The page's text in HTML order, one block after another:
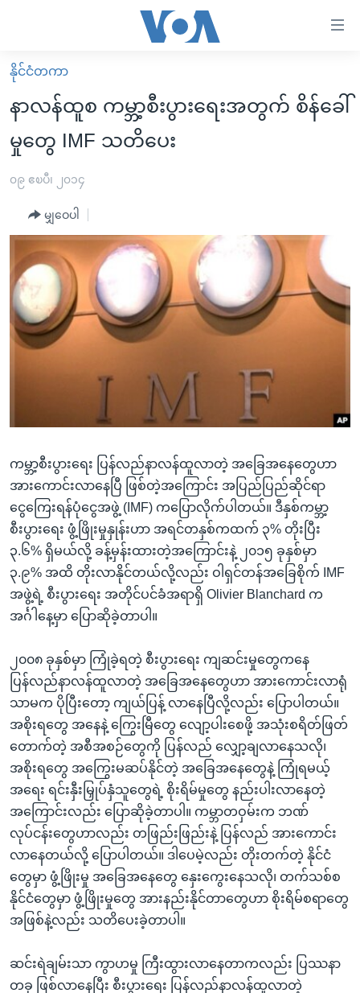
လွယ်ကူ
စေ
Link
များ
အကြောင်းအရာ
ကျော်
ကြည့်
ရန်
ပင်မ
သို့
ကြည့်
ရှာဖွေ
နေရာ
သို့
ကျော်
မူလစာမျက်နှာ
မြန်မာ
ကမ္ဘာ့သတင်းများ
နိုင်ငံတကာ
အစ္စရေး-ပါလက်စတိုင်း
ရပ်ဝန်းတခု လမ်းတခု အလွန်
အင်္ဂလိပ်စာလေ့လာမယ်
အမေရိကန်သုံးအီဒီယံ
မကြေးမုံရဲ့ အင်္ဂလိပ်စာ
ရုပ်ရှင်ထဲက အင်္ဂလိပ်စာ
သုတပဒေသာ အင်္ဂလိပ်စာ
အပတ်စဉ်ကဏ္ဍများ
ရေဒီယို
တီဗွီ
ရေဒီယိုနှင့်ရုပ်သံ အချက်အလက်များ
ရေဒီယို/တီဗွီအစီအစဉ်
ဗွီအိုအေ လူမှုကွန်ယက်များ
ဘာသာစကားများ
နိုင်ငံတကာ
နာလန်ထူစ ကမ္ဘာ့စီးပွားရေးအတွက် စိန်ခေါ်
မှုတွေ IMF သတိပေး
၀၉ ဧၿပီ၊ ၂၀၁၄
မျှဝေပါ
ကမ္ဘာ့စီးပွားရေး ပြန်လည်နာလန်ထူလာတဲ့ အခြေအနေတွေဟာ
အားကောင်းလာနေပြီ ဖြစ်တဲ့အကြောင်း အပြည်ပြည်ဆိုင်ရာ
ငွေကြေးရန်ပုံငွေအဖွဲ့ (IMF) ကပြောလိုက်ပါတယ်။ ဒီနှစ်ကမ္ဘာ့
စီးပွားရေး ဖွံ့ဖြိုးမှုနှုန်းဟာ အရင်တနှစ်ကထက် ၃% တိုးပြီး
၃.၆% ရှိမယ်လို့ ခန့်မှန်းထားတဲ့အကြောင်းနဲ့ ၂၀၁၅ ခုနှစ်မှာ
၃.၉% အထိ တိုးလာနိုင်တယ်လို့လည်း ဝါရှင်တန်အခြေစိုက် IMF
အဖွဲ့ရဲ့ စီးပွားရေး အတိုင်ပင်ခံအရာရှိ Olivier Blanchard က
အင်္ဂါနေ့မှာ ပြောဆိုခဲ့တာပါ။
၂၀၀၈ ခုနှစ်မှာ ကြုံခဲ့ရတဲ့ စီးပွားရေး ကျဆင်းမှုတွေကနေ
ပြန်လည်နာလန်ထူလာတဲ့ အခြေအနေတွေဟာ အားကောင်းလာရုံ
သာမက ပိုပြီးတော့ ကျယ်ပြန့် လာနေပြီလို့လည်း ပြောပါတယ်။
အစိုးရတွေ အနေနဲ့ ကြွေးမြီတွေ လျော့ပါးစေဖို့ အသုံးစရိတ်ဖြတ်
တောက်တဲ့ အစီအစဉ်တွေကို ပြန်လည် လျှော့ချလာနေသလို၊
အစိုးရတွေ အကြွေးမဆပ်နိုင်တဲ့ အခြေအနေတွေနဲ့ ကြုံရမယ့်
အရေး ရင်းနှီးမြှုပ်နှံသူတွေရဲ့ စိုးရိမ်မှုတွေ နည်းပါးလာနေတဲ့
အကြောင်းလည်း ပြောဆိုခဲ့တာပါ။ ကမ္ဘာတဝှမ်းက ဘဏ်
လုပ်ငန်းတွေဟာလည်း တဖြည်းဖြည်းနဲ့ ပြန်လည် အားကောင်း
လာနေတယ်လို့ ပြောပါတယ်။ ဒါပေမဲ့လည်း တိုးတက်တဲ့ နိုင်ငံ
တွေမှာ ဖွံ့ဖြိုးမှု အခြေအနေတွေ နှေးကွေးနေသလို၊ တက်သစ်စ
နိုင်ငံတွေမှာ ဖွံ့ဖြိုးမှုတွေ အားနည်းနိုင်တာတွေဟာ စိုးရိမ်စရာတွေ
အဖြစ်နဲ့လည်း သတိပေးခဲ့တာပါ။
ဆင်းရဲချမ်းသာ ကွာဟမှု ကြီးထွားလာနေတာကလည်း ပြဿနာ
တခု ဖြစ်လာနေပြီး စီးပွားရေး ပြန်လည်နာလန်ထူလာတဲ့